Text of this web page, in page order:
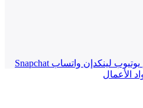
يوتيوب لينكدإن واتساب Snapchat